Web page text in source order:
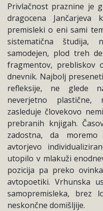
Privlačnost praznine je
dragocena
premisleki o eni sami
sistematična študija,
samodejen, plod treh
fragmentov, prebliskov
dnevnik. Najbolj
refleksije, ne glede
neverjetno plastične,
zasleduje človekovo
prebranih knjigah.
zadostna, da
avtorjevo
utopilo v mlakuži
pozicija pa preko
avtopoetiki. Vrhunska
samopremisleka, brez
neskončne domišljije.